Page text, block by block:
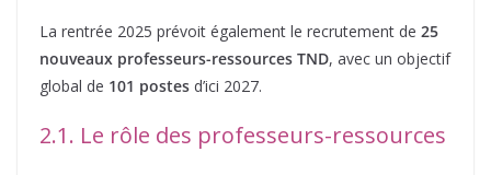
La rentrée 2025 prévoit également le recrutement de 25
nouveaux professeurs-ressources TND, avec un objectif
global de 101 postes d’ici 2027.
2.1. Le rôle des professeurs-ressources